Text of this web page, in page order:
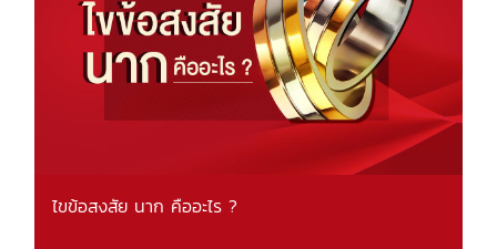
ไขข้อสงสัย นาก คืออะไร ?